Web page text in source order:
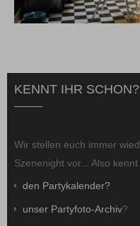
KENNT IHR SCHON?
Wir stellen euch immer
Szenenight vor... Also kennt
den Partykalender?
unser Partyfoto-Archiv?